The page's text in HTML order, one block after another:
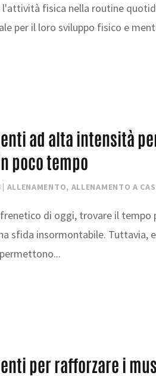
l'attività fisica nella routine
per il loro sviluppo fisico e
ad alta intensità
poco tempo
| ALLENAMENTO, ALLENAMENTO A
di oggi, trovare il tempo
sfida insormontabile. Tuttavia,
per rafforzare i